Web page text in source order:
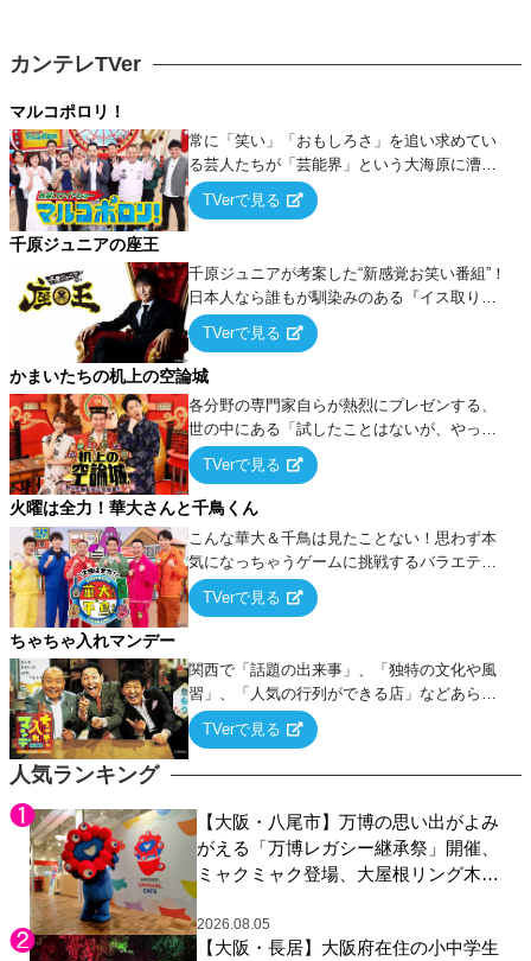
人気ランキング
【大阪・八尾市】万博の思い出がよみ
がえる「万博レガシー継承祭」開催、
ミャクミャク登場、大屋根リング木材
展示も
2026.08.05
【大阪・長居】大阪府在住の小中学生
カンテレTVer
マルコポロリ！
常に「笑い」「おもしろさ」を追い求めてい
る芸人たちが「芸能界」という大海原に漕ぎ
出でて、新たなオモシロ人間を発掘する！
TVerで見る
千原ジュニアの座王
千原ジュニアが考案した“新感覚お笑い番組”！
日本人なら誰もが馴染みのある『イス取りゲ
ーム』をベースに、大喜利・ギャグ・モノボ
ケ・歌…など様々なお題で芸人がショートネ
タを競い合う！
TVerで見る
かまいたちの机上の空論城
各分野の専門家自らが熱烈にプレゼンする、
世の中にある「試したことはないが、やって
みたらこうなる！…ハズ」という“机上の空
論”に若手芸人らがカラダを張って挑む！
TVerで見る
火曜は全力！華大さんと千鳥くん
こんな華大＆千鳥は見たことない！思わず本
気になっちゃうゲームに挑戦するバラエティ
ー！
TVerで見る
ちゃちゃ入れマンデー
関西で「話題の出来事」、「独特の文化や風
習」、「人気の行列ができる店」などあらゆ
るテーマについて好き放題にちゃちゃを入れ
ていく関西色を前面に押し出したトークバラ
TVerで見る